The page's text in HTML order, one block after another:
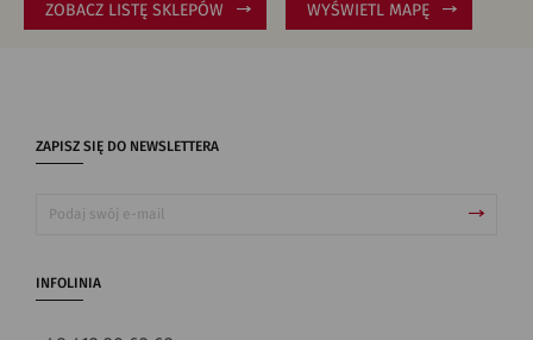
ZOBACZ LISTĘ SKLEPÓW WYŚWIETL MAPĘ
ZAPISZ SIĘ DO NEWSLETTERA
INFOLINIA